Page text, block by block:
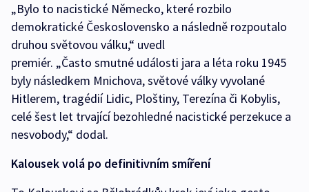
„Bylo to nacistické Německo, které rozbilo
demokratické Československo a následně rozpoutalo
druhou světovou válku,“ uvedl
premiér. „Často smutné události jara a léta roku 1945
byly následkem Mnichova, světové války vyvolané
Hitlerem, tragédií Lidic, Ploštiny, Terezína či Kobylis,
celé šest let trvající bezohledné nacistické perzekuce a
nesvobody,“ dodal.
Kalousek volá po definitivním smíření